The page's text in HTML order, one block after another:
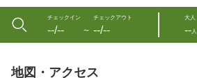
チェックイン
--/-- 〜
チェックアウト
--/--
大人
--人
地図・アクセス